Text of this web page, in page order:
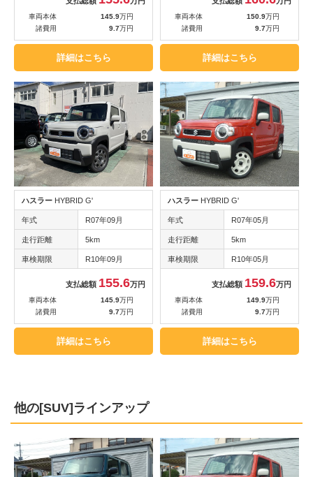
車両本体 145.9万円
諸費用
9.7万円
詳細はこちら
車両本体 150.9万円
諸費用
9.7万円
詳細はこちら
ハスラー HYBRID G'
年式 R07年09月
走行距離 5km
車検期限 R10年09月
支払総額 155.6万円
車両本体 145.9万円
諸費用
9.7万円
詳細はこちら
ハスラー HYBRID G'
年式 R07年05月
走行距離 5km
車検期限 R10年05月
支払総額 159.6万円
車両本体 149.9万円
諸費用
9.7万円
詳細はこちら
他の[SUV]ラインアップ